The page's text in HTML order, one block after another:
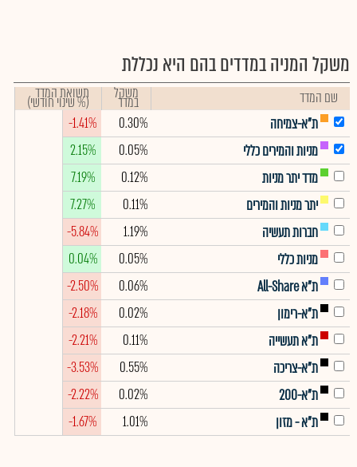
משקל המניה במדדים בהם היא נכללת
שם המדד משקל
במדד תשואת המדד
(% שינוי חודשי)
ת"א-צמיחה
0.30%
-1.41%
מניות והמירים כללי
0.05%
2.15%
מדד יתר מניות
0.12%
7.19%
יתר מניות והמירים
0.11%
7.27%
חברות תעשיה
1.19%
-5.84%
מניות כללי
0.05%
0.04%
ת"א All-Share
0.06%
-2.50%
ת"א-רימון
0.02%
-2.18%
ת"א תעשייה
0.11%
-2.21%
ת"א-צריכה
0.55%
-3.53%
ת"א-200
0.02%
-2.22%
ת"א - מזון
1.01%
-1.67%